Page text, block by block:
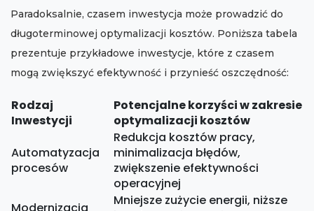
Paradoksalnie, czasem inwestycja może prowadzić do
długoterminowej optymalizacji kosztów. Poniższa tabela
prezentuje przykładowe inwestycje, które z czasem
mogą zwiększyć efektywność i przynieść oszczędność:
Rodzaj
Inwestycji
Potencjalne korzyści w zakresie
optymalizacji kosztów
Automatyzacja
procesów
Redukcja kosztów pracy,
minimalizacja błędów,
zwiększenie efektywności
operacyjnej
Mniejsze zużycie energii, niższe